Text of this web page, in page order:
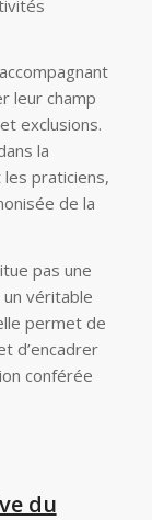
leur champ
exclusions.
la
praticiens,
de la
pas une
véritable
permet de
d’encadrer
conférée
du